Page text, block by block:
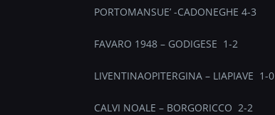
PORTOMANSUE’ -CADONEGHE 4-3
FAVARO 1948 – GODIGESE 1-2
LIVENTINAOPITERGINA – LIAPIAVE 1-0
CALVI NOALE – BORGORICCO 2-2